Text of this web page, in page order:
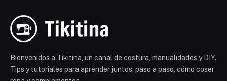
Bienvenidos a Tikitina, un canal de costura, manualidades y DIY.
Tips y tutoriales para aprender juntos, paso a paso, cómo coser